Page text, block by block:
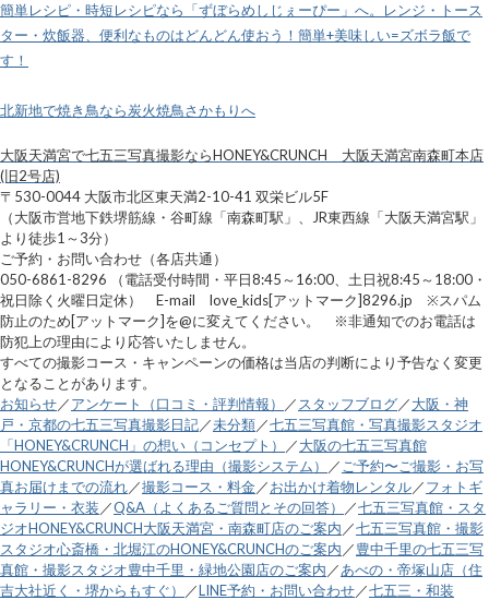
簡単レシピ・時短レシピなら「ずぼらめしじぇーぴー」へ。レンジ・トース
ター・炊飯器、便利なものはどんどん使おう！簡単+美味しい=ズボラ飯で
す！
北新地で焼き鳥なら炭火焼鳥さかもりへ
大阪天満宮で七五三写真撮影ならHONEY&CRUNCH 大阪天満宮南森町本店
(旧2号店)
〒530-0044 大阪市北区東天満2-10-41 双栄ビル5F
（大阪市営地下鉄堺筋線・谷町線「南森町駅」、JR東西線「大阪天満宮駅」
より徒歩1～3分）
ご予約・お問い合わせ（各店共通）
050-6861-8296 （電話受付時間・平日8:45～16:00、土日祝8:45～18:00・
祝日除く火曜日定休） E-mail love_kids[アットマーク]8296.jp ※スパム
防止のため[アットマーク]を@に変えてください。 ※非通知でのお電話は
防犯上の理由により応答いたしません。
すべての撮影コース・キャンペーンの価格は当店の判断により予告なく変更
となることがあります。
お知らせ／アンケート（口コミ・評判情報） ／ スタッフブログ／大阪・神
戸・京都の七五三写真撮影日記／未分類／七五三写真館・写真撮影スタジオ
「HONEY&CRUNCH」の想い（コンセプト）
／大阪の七五三写真館
HONEY&CRUNCHが選ばれる理由（撮影システム）
／ ご予約〜ご撮影・お写
真お届けまでの流れ／撮影コース・料金／お出かけ着物レンタル／フォトギ
ャラリー・衣装 ／Q&A（よくあるご質問とその回答） ／七五三写真館・スタ
ジオHONEY&CRUNCH大阪天満宮・南森町店のご案内 ／七五三写真館・撮影
スタジオ心斎橋・北堀江のHONEY&CRUNCHのご案内 ／豊中千里の七五三写
真館・撮影スタジオ豊中千里・緑地公園店のご案内 ／あべの・帝塚山店（住
吉大社近く・堺からもすぐ）
／LINE予約・お問い合わせ／七五三・和装